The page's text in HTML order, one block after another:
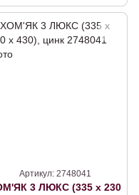
Артикул: 2748041
3 ЛЮКС (335 х 230